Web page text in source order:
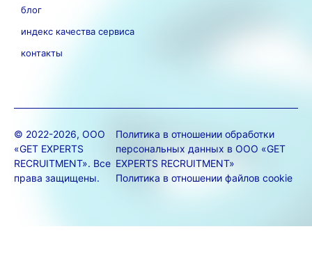
блог
индекс качества сервиса
контакты
© 2022-2026, ООО
«GET EXPERTS
RECRUITMENT». Все
права защищены.
Политика в отношении обработки
персональных данных в ООО «GET
EXPERTS RECRUITMENT»
Политика в отношении файлов cookie